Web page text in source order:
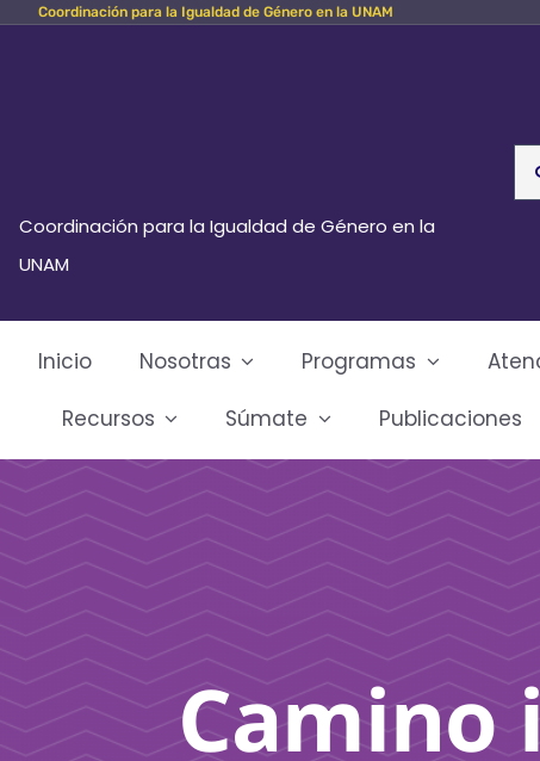
Skip Coordinación para la Igualdad de Género en la UNAM
Coordinación para la Igualdad de Género en la
UNAM
Inicio Nosotras Programas
Recursos
Súmate Publicaciones
Camino